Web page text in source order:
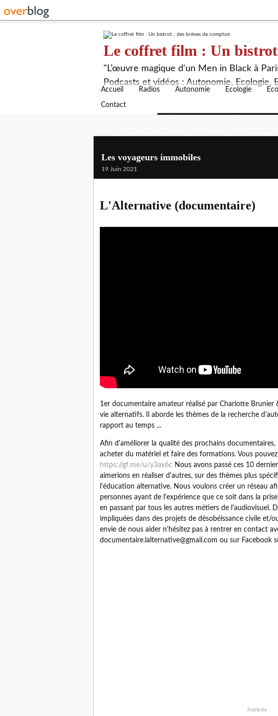
Le coffret film : Un
"L’œuvre magique d'un Men in Black à
Podcasts et vidéos : Autonomie, Ecologie,
Accueil Radios Autonomie Ecologie
Contact
Les voyageurs immobiles
19 Juin 2021
L'Alternative (documentaire)
1er documentaire amateur réalisé par Charlotte
vie alternatifs. Il aborde les thèmes de la recherche
rapport au temps ...
Afin d'améliorer la qualité des prochains
acheter du matériel et faire des formations. Vous
https://gf.me/u/y3ax6c Nous avons passé ces 10
aimerions en réaliser d'autres, sur des thèmes plus
l'éducation alternative. Nous voulons créer un réseau
personnes ayant de l'expérience que ce soit dans la
en passant par tous les autres métiers de l'audiovisuel.
impliquées dans des projets de désobéissance civile et/
envie de nous aider n'hésitez pas à rentrer en contact
documentaire.lalternative@gmail.com ou sur Facebook
Publicité